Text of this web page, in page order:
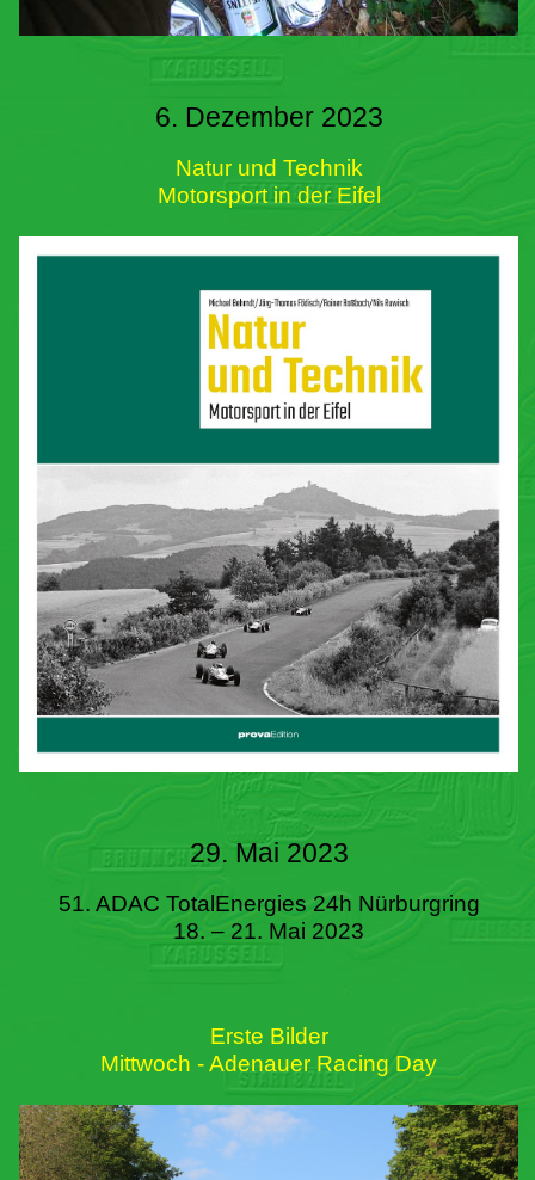
6. Dezember 2023
Natur und Technik
Motorsport in der Eifel
29. Mai 2023
51. ADAC TotalEnergies 24h Nürburgring
18. – 21. Mai 2023
Erste Bilder
Mittwoch - Adenauer Racing Day